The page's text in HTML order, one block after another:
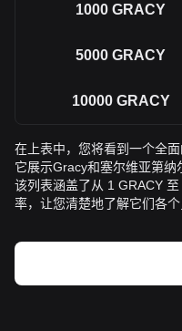
1000 GRACY
5000 GRACY
10000 GRACY
在上表中，您将看到一个全
它展示Gracy和塞尔维亚第纳
该列表涵盖了从 1 GRACY
率，让您清楚地了解它们各个